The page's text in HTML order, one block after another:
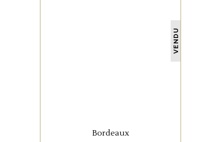
VENDU
Bordeaux